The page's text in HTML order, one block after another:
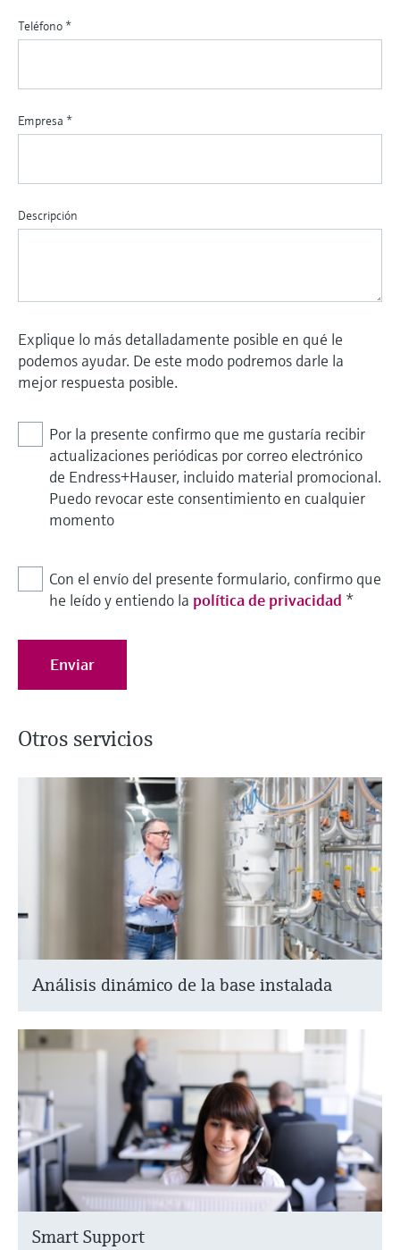
Teléfono *
Empresa *
Descripción
Explique lo más detalladamente posible en qué le
podemos ayudar. De este modo podremos darle la
mejor respuesta posible.
Por la presente confirmo que me gustaría recibir
actualizaciones periódicas por correo electrónico
de Endress+Hauser, incluido material promocional.
Puedo revocar este consentimiento en cualquier
momento
Con el envío del presente formulario, confirmo que
he leído y entiendo la política de privacidad *
Enviar
Otros servicios
Análisis dinámico de la base instalada
Smart Support